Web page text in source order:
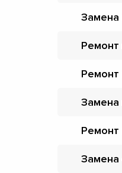
Замена
Ремонт
Ремонт
Замена
Замена